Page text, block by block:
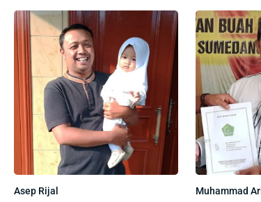
Asep Rijal Muhammad